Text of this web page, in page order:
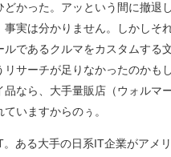
どかった。アッという間に撤退
事実は分かりません。しかしそ
ルであるクルマをカスタムする
サーチが足りなかったのかも
品なら、大手量販店（ウォルマ
いますからのぅ。
ある大手の日系IT企業がアメ